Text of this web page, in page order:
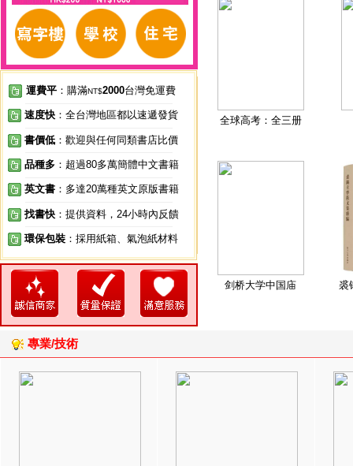
運費平 ：購滿NT$2000台灣免運費
速度快 ：全台灣地區都以速遞發貨
書價低 ：歡迎與任何同類書店比價
品種多 ：超過80多萬簡體中文書籍
英文書 ：多達20萬種英文原版書籍
找書快 ：提供資料，24小時內反饋
環保包裝 ：採用紙箱、氣泡紙材料
全球高考：全三册
剑桥大学中国庙 裘
專業/技術